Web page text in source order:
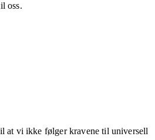
oss.
at vi ikke følger kravene til universell